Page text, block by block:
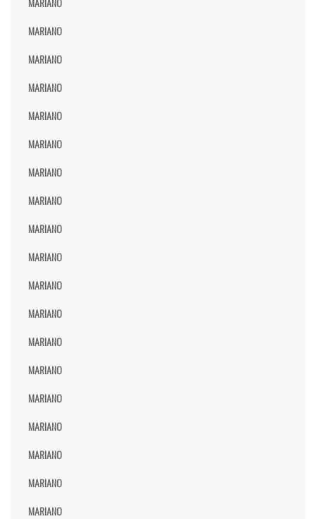
MARIANO
MARIANO
MARIANO
MARIANO
MARIANO
MARIANO
MARIANO
MARIANO
MARIANO
MARIANO
MARIANO
MARIANO
MARIANO
MARIANO
MARIANO
MARIANO
MARIANO
MARIANO